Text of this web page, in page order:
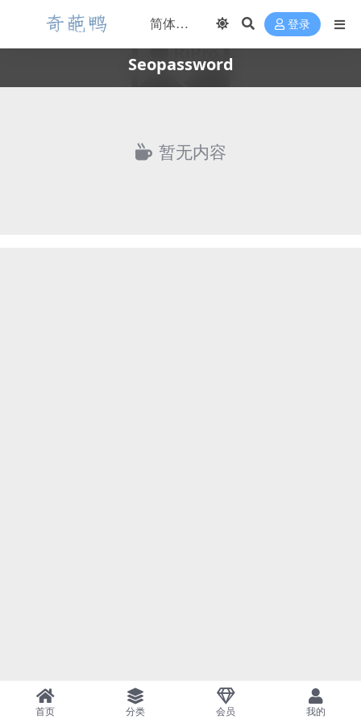
登录
Seopassword
暂无内容
首页 分类 会员 我的